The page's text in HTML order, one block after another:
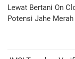
Lewat Bertani On
Potensi Jahe